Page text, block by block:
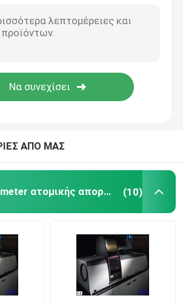
συσκευών ανάλυσης
ατομικής απορρόφησης
μέρη
ΑΠΟ ΜΑΣ
Spectrophotometer ατομικής απορρόφησης (10)